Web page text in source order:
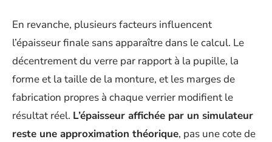
En revanche, plusieurs facteurs influencent
l’épaisseur finale sans apparaître dans le calcul. Le
décentrement du verre par rapport à la pupille, la
forme et la taille de la monture, et les marges de
fabrication propres à chaque verrier modifient le
résultat réel. L’épaisseur affichée par un simulateur
reste une approximation théorique, pas une cote de